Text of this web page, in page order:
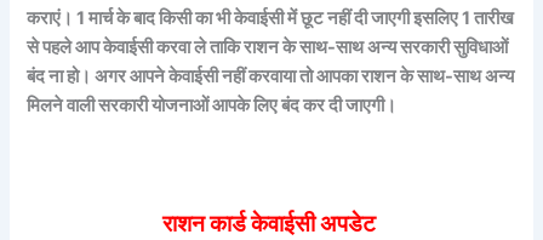
कराएं। 1 मार्च के बाद किसी का भी केवाईसी में छूट नहीं दी जाएगी इसलिए 1 तारीख
से पहले आप केवाईसी करवा ले ताकि राशन के साथ-साथ अन्य सरकारी सुविधाओं
बंद ना हो। अगर आपने केवाईसी नहीं करवाया तो आपका राशन के साथ-साथ अन्य
मिलने वाली सरकारी योजनाओं आपके लिए बंद कर दी जाएगी।
राशन कार्ड केवाईसी अपडेट